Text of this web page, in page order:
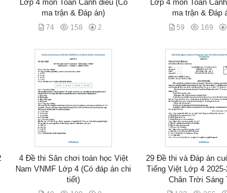
Lớp 4 môn Toán Cánh diều (Có
ma trận & Đáp án)
74 158 2
Lớp 4 môn Toán
ma trận & Đáp
59 169
4 Đề thi Sân chơi toán học Việt
Nam VNMF Lớp 4 (Có đáp án chi
tiết)
29 Đề thi và Đáp án
Tiếng Việt Lớp 4
Chân Trời Sáng